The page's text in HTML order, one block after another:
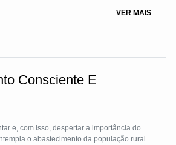
VER MAIS
Consciente E
e, com isso, despertar a importância do
o abastecimento da população rural